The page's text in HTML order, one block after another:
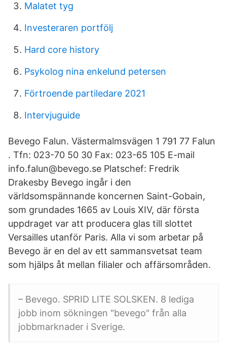
Malatet tyg
Investeraren portfölj
Hard core history
Psykolog nina enkelund petersen
Förtroende partiledare 2021
Intervjuguide
Bevego Falun. Västermalmsvägen 1 791 77 Falun
. Tfn: 023-70 50 30 Fax: 023-65 105 E-mail
info.falun@bevego.se Platschef: Fredrik
Drakesby Bevego ingår i den
världsomspännande koncernen Saint-Gobain,
som grundades 1665 av Louis XIV, där första
uppdraget var att producera glas till slottet
Versailles utanför Paris. Alla vi som arbetar på
Bevego är en del av ett sammansvetsat team
som hjälps åt mellan filialer och affärsområden.
– Bevego. SPRID LITE SOLSKEN. 8 lediga
jobb inom sökningen "bevego" från alla
jobbmarknader i Sverige.